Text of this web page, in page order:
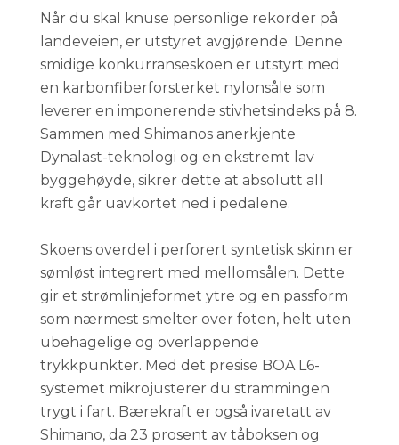
Når du skal knuse personlige rekorder på
landeveien, er utstyret avgjørende. Denne
smidige konkurranseskoen er utstyrt med
en karbonfiberforsterket nylonsåle som
leverer en imponerende stivhetsindeks på 8.
Sammen med Shimanos anerkjente
Dynalast-teknologi og en ekstremt lav
byggehøyde, sikrer dette at absolutt all
kraft går uavkortet ned i pedalene.
Skoens overdel i perforert syntetisk skinn er
sømløst integrert med mellomsålen. Dette
gir et strømlinjeformet ytre og en passform
som nærmest smelter over foten, helt uten
ubehagelige og overlappende
trykkpunkter. Med det presise BOA L6-
systemet mikrojusterer du strammingen
trygt i fart. Bærekraft er også ivaretatt av
Shimano, da 23 prosent av tåboksen og